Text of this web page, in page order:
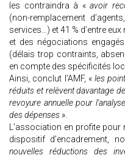
les contraindra à «avoir
(non-remplacement
services…) et 41 % d’entre
et des négociations
(délais trop contraints,
en compte des spécificités
Ainsi, conclut l’AMF, « les
réduits et relèvent davantage
revoyure annuelle pour
des dépenses ».
L’association en profite pour
dispositif d’encadrement,
nouvelles réductions des